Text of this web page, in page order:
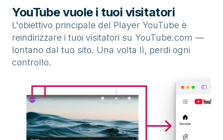
YouTube vuole i tuoi visitatori
L'obiettivo principale del Player YouTube è
reindirizzare i tuoi visitatori su YouTube.com —
lontano dal tuo sito. Una volta lì, perdi ogni
controllo.